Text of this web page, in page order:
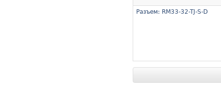
Разъем: RM33-32-TJ-S-D